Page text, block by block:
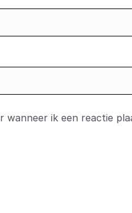
wanneer ik een reactie